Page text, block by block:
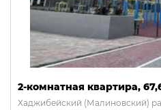
2-комнатная квартира,
Хаджибейский (Малиновский)